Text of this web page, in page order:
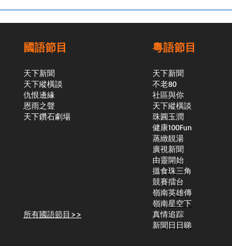
國語節目
天下新聞
天下縱橫談
​仇恨邊緣
恩雨之聲
天下鑽石劇場
所有國語節目>>
粵語節目
天下新聞
不老80
社區與你
天下縱橫談
​珠圓玉潤
​健康100Fun
蒸緻靚湯
​廣視新聞
由靈開始
搵食珠三角
競賽擂台
嶺南英雄傳
嶺南星空下
真情追踪
新聞日日睇